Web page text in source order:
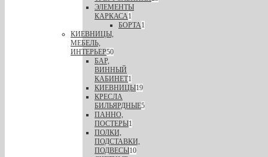
ЭЛЕМЕНТЫ
КАРКАСА1
БОРТА1
КИЕВНИЦЫ,
МЕБЕЛЬ,
ИНТЕРЬЕР50
БАР,
ВИННЫЙ
КАБИНЕТ1
КИЕВНИЦЫ19
КРЕСЛА
БИЛЬЯРДНЫЕ5
ПАННО,
ПОСТЕРЫ1
ПОЛКИ,
ПОДСТАВКИ,
ПОДВЕСЫ10